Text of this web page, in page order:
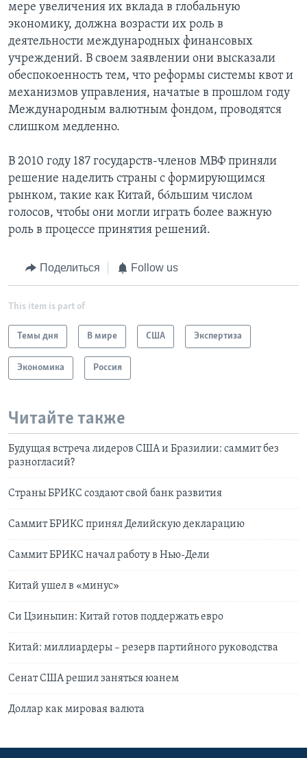
мере увеличения их вклада в глобальную
экономику, должна возрасти их роль в
деятельности международных финансовых
учреждений. В своем заявлении они высказали
обеспокоенность тем, что реформы системы квот и
механизмов управления, начатые в прошлом году
Международным валютным фондом, проводятся
слишком медленно.
В 2010 году 187 государств-членов МВФ приняли
решение наделить страны с формирующимся
рынком, такие как Китай, бóльшим числом
голосов, чтобы они могли играть более важную
роль в процессе принятия решений.
Поделиться Follow us
This item is part of
Темы дня В мире США Экспертиза
Экономика Россия
Читайте также
Будущая встреча лидеров США и Бразилии: саммит без
разногласий?
Страны БРИКС создают свой банк развития
Саммит БРИКС принял Делийскую декларацию
Cаммит БРИКС начал работу в Нью-Дели
Китай ушел в «минус»
Си Цзиньпин: Китай готов поддержать евро
Китай: миллиардеры – резерв партийного руководства
Сенат США решил заняться юанем
Доллар как мировая валюта